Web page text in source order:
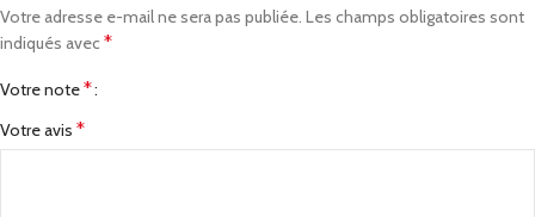
Votre adresse e-mail ne sera pas publiée. Les champs obligatoires sont
indiqués avec *
Votre note*
Votre avis *